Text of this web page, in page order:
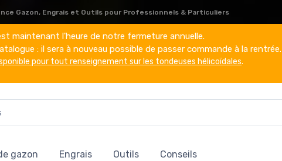
Gazon, Engrais et Outils pour Professionnels & Particuliers
maintenant l'heure de notre fermeture annuelle.
: il sera à nouveau possible de passer commande à la rentrée.
pour tout renseignement sur les tondeuses hélicoïdales.
gazon Engrais Outils Conseils